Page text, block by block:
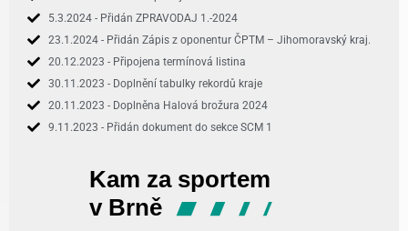
5.3.2024 - Přidán ZPRAVODAJ 1.-2024
23.1.2024 - Přidán Zápis z oponentur ČPTM – Jihomoravský kraj.
20.12.2023 - Připojena termínová listina
30.11.2023 - Doplnění tabulky rekordů kraje
20.11.2023 - Doplněna Halová brožura 2024
9.11.2023 - Přidán dokument do sekce SCM 1